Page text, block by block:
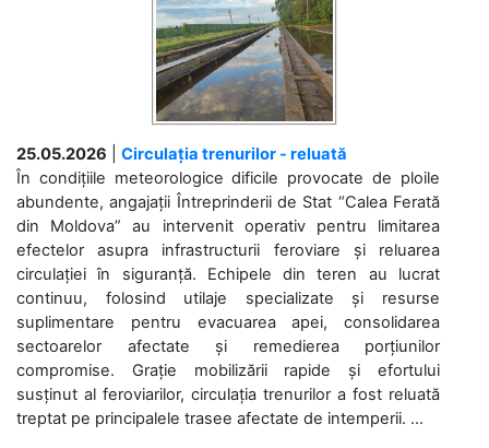
25.05.2026
Circulația trenurilor - reluată
În condițiile meteorologice dificile provocate de ploile
abundente, angajații Întreprinderii de Stat “Calea Ferată
din Moldova” au intervenit operativ pentru limitarea
efectelor asupra infrastructurii feroviare și reluarea
circulației în siguranță. Echipele din teren au lucrat
continuu, folosind utilaje specializate și resurse
suplimentare pentru evacuarea apei, consolidarea
sectoarelor afectate și remedierea porțiunilor
compromise. Grație mobilizării rapide și efortului
susținut al feroviarilor, circulația trenurilor a fost reluată
treptat pe principalele trasee afectate de intemperii. ...